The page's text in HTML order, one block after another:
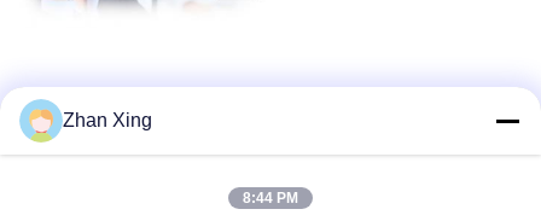
Zhan Xing
8:44 PM